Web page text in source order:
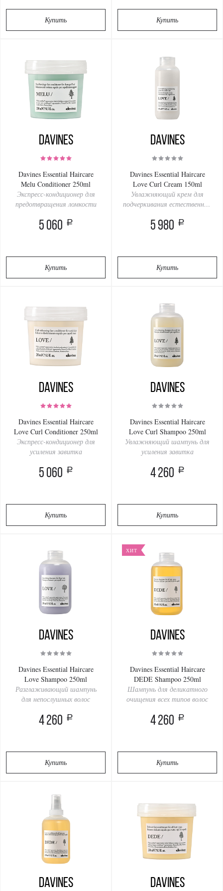
Купить Купить
Davines
Davines Essential Haircare
Melu Conditioner 250ml
Экспресс-кондиционер для
предотвращения ломкости
5 060 a
Купить
Davines
Davines Essential Haircare
Love Curl Сream 150ml
Увлажняющий крем для
подчеркивания естественных
5 980 a
Купить
Davines
Davines Essential Haircare
Love Curl Conditioner 250ml
Экспресс-кондиционер для
усиления завитка
5 060 a
Купить
Davines
Davines Essential Haircare
Love Curl Shampoo 250ml
Увлажняющий шампунь для
усиления завитка
4 260 a
Купить
Davines
Davines Essential Haircare
Love Shampoo 250ml
Разглаживающий шампунь
для непослушных волос
4 260 a
Купить
ХИТ
Davines
Davines Essential Haircare
DEDE Shampoo 250ml
Шампунь для деликатного
очищения всех типов волос
4 260 a
Купить
Davines Davines